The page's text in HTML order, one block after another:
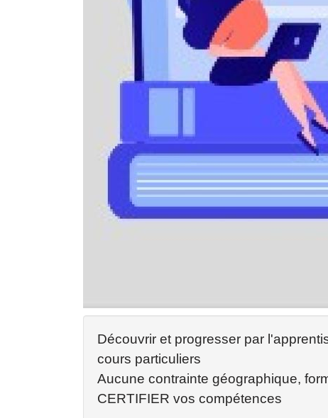
Découvrir et progresser par
cours particuliers
Aucune contrainte géographique,
CERTIFIER vos compétences